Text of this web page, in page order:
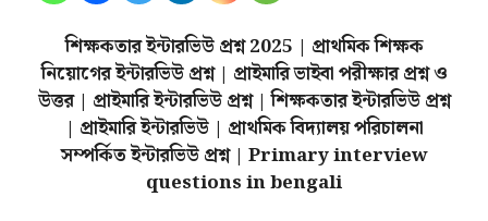
শিক্ষকতার ইন্টারভিউ প্রশ্ন 2025 | প্রাথমিক শিক্ষক
নিয়োগের ইন্টারভিউ প্রশ্ন | প্রাইমারি ভাইবা পরীক্ষার প্রশ্ন ও
উত্তর | প্রাইমারি ইন্টারভিউ প্রশ্ন | শিক্ষকতার ইন্টারভিউ প্রশ্ন
| প্রাইমারি ইন্টারভিউ | প্রাথমিক বিদ্যালয় পরিচালনা
সম্পর্কিত ইন্টারভিউ প্রশ্ন | Primary interview
questions in bengali